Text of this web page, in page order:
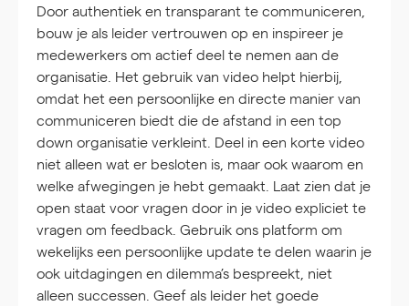
Door authentiek en transparant te communiceren,
bouw je als leider vertrouwen op en inspireer je
medewerkers om actief deel te nemen aan de
organisatie. Het gebruik van video helpt hierbij,
omdat het een persoonlijke en directe manier van
communiceren biedt die de afstand in een top
down organisatie verkleint. Deel in een korte video
niet alleen wat er besloten is, maar ook waarom en
welke afwegingen je hebt gemaakt. Laat zien dat je
open staat voor vragen door in je video expliciet te
vragen om feedback. Gebruik ons platform om
wekelijks een persoonlijke update te delen waarin je
ook uitdagingen en dilemma’s bespreekt, niet
alleen successen. Geef als leider het goede